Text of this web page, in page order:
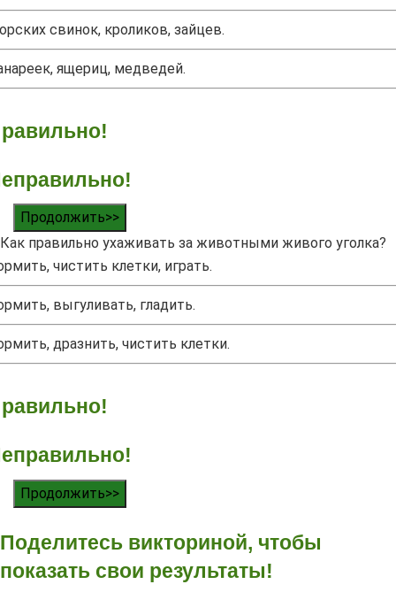
свинок, кроликов, зайцев.
ящериц, медведей.
Продолжить>>
Как правильно ухаживать за животными живого уголка?
чистить клетки, играть.
выгуливать, гладить.
дразнить, чистить клетки.
Продолжить>>
Поделитесь викториной, чтобы
показать свои результаты!